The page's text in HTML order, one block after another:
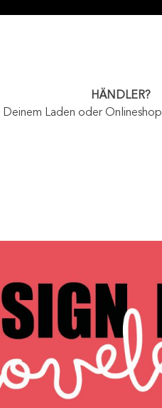
HÄNDLER?
Deinem Laden oder